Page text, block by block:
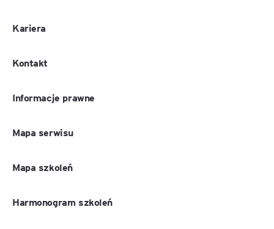
Kariera
Kontakt
Informacje prawne
Mapa serwisu
Mapa szkoleń
Harmonogram szkoleń